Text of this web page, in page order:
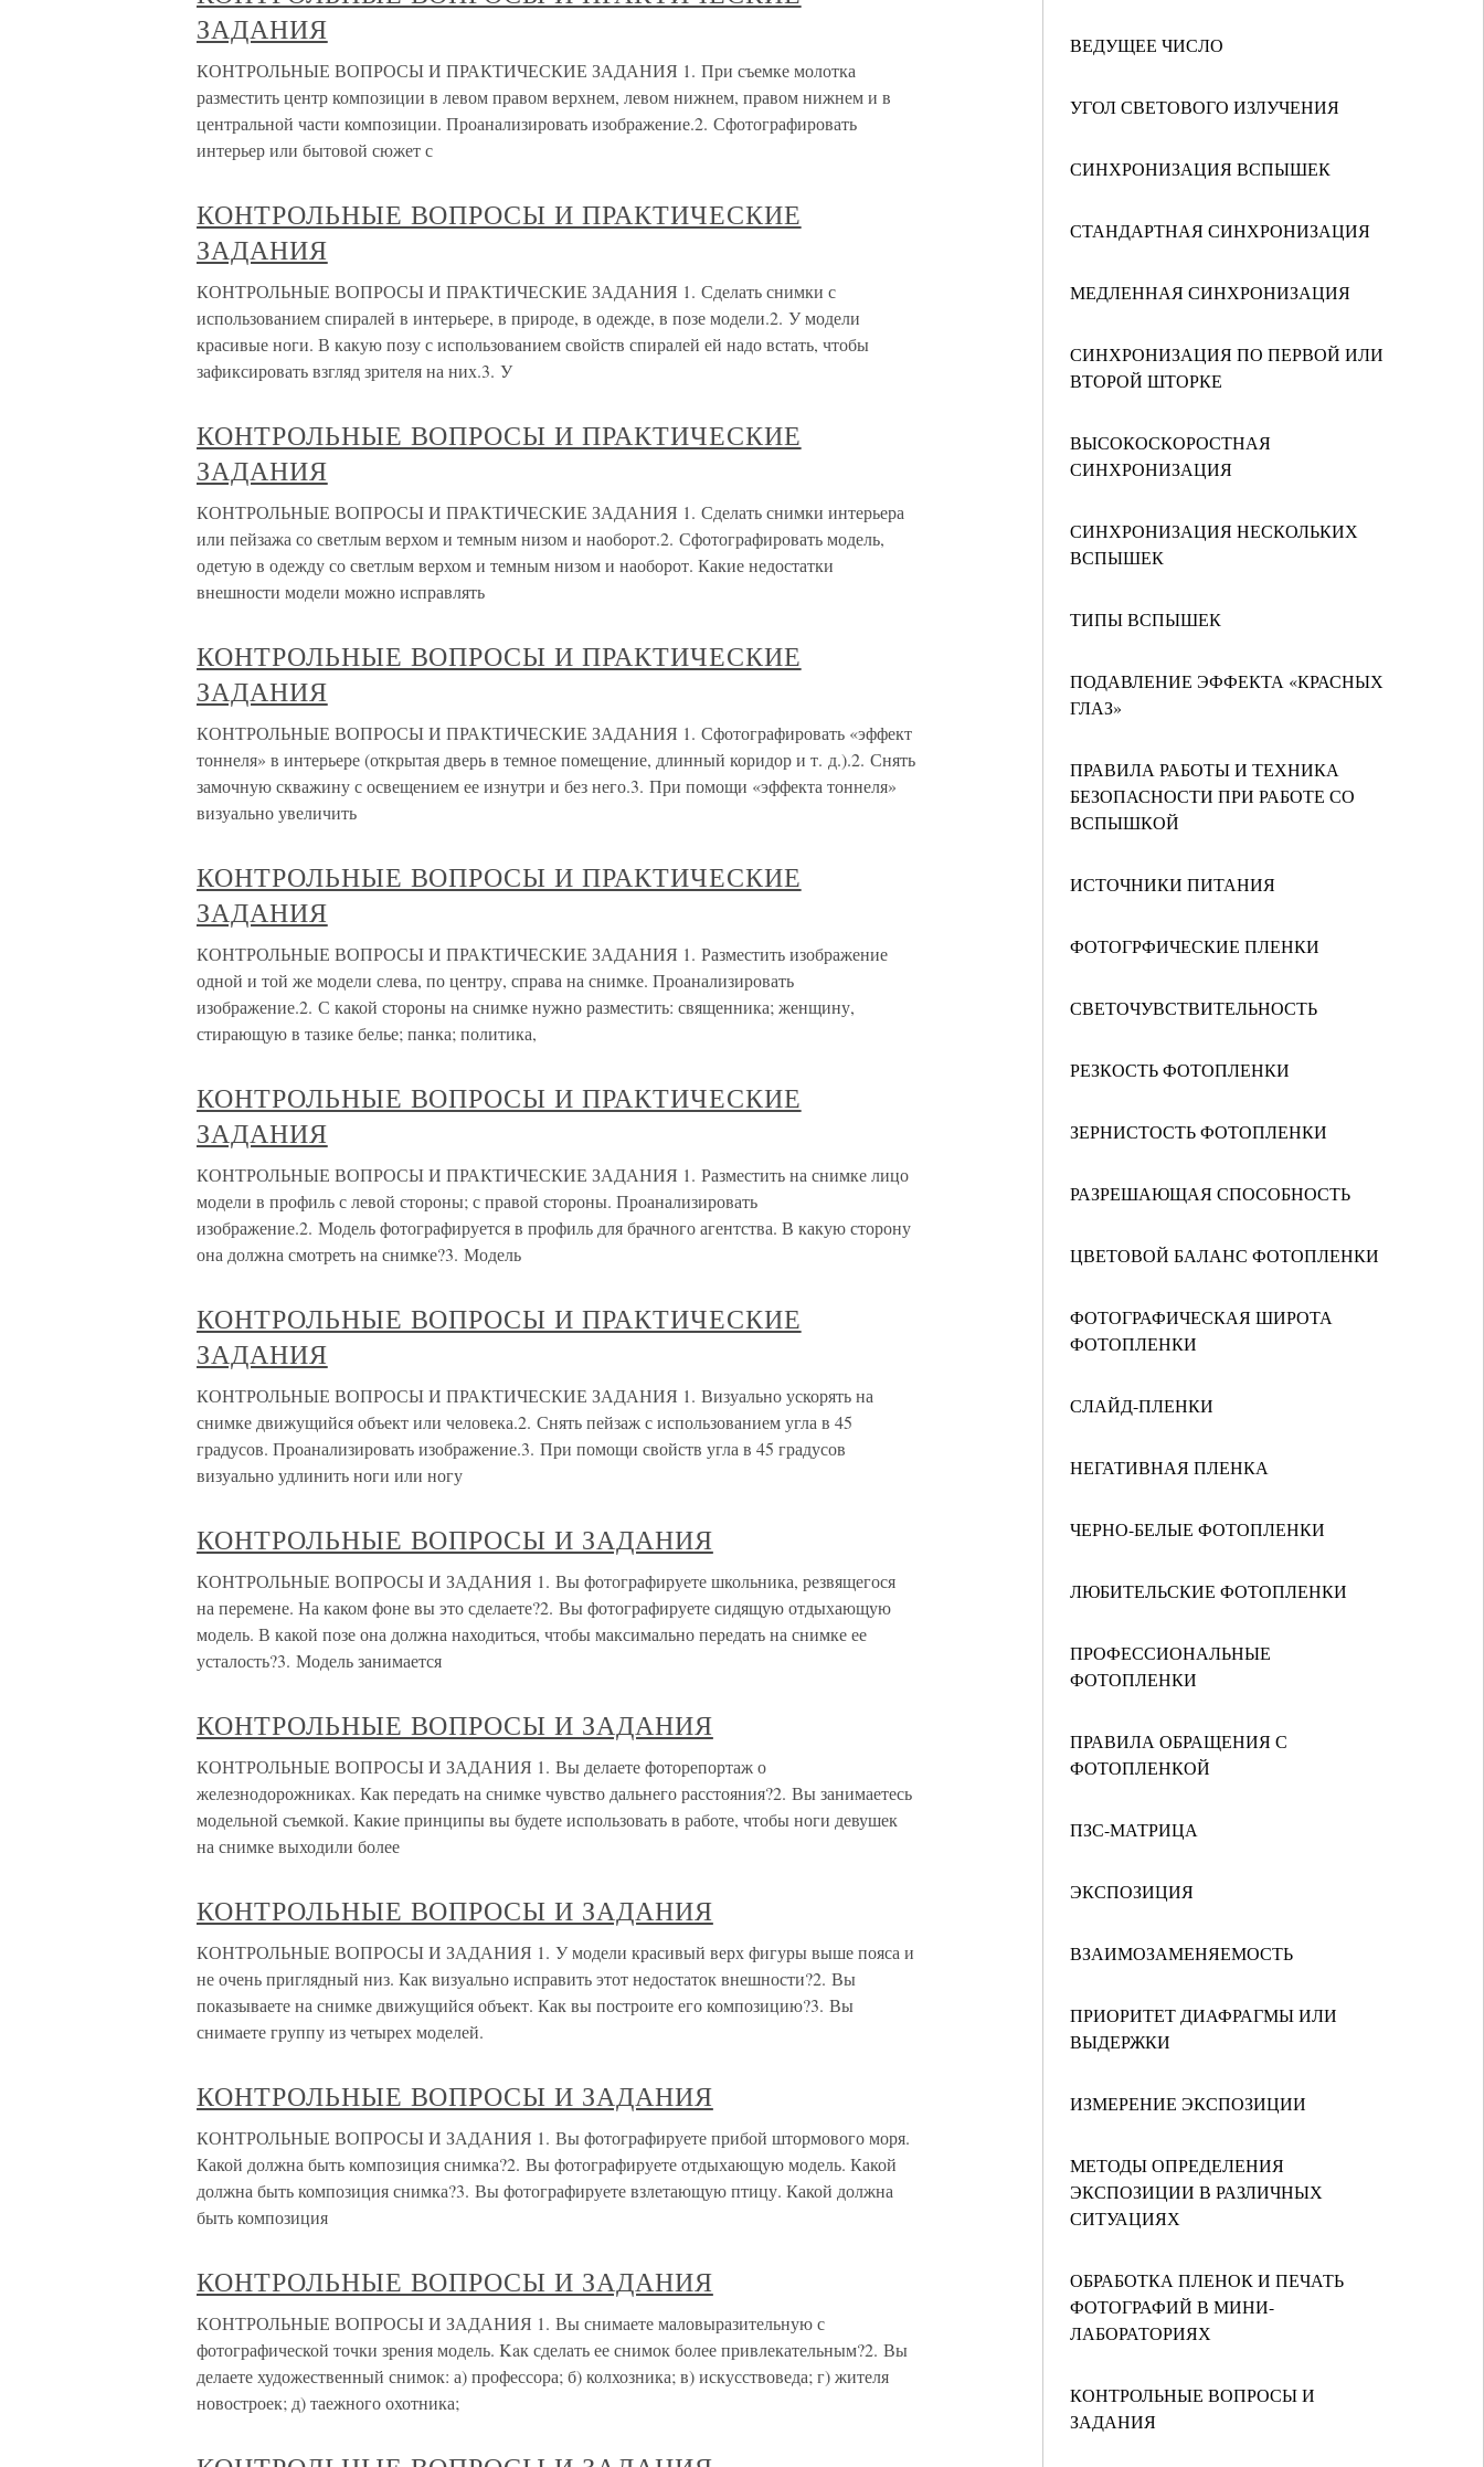
ВЕДУЩЕЕ ЧИСЛО
УГОЛ СВЕТОВОГО ИЗЛУЧЕНИЯ
СИНХРОНИЗАЦИЯ ВСПЫШЕК
СТАНДАРТНАЯ СИНХРОНИЗАЦИЯ
МЕДЛЕННАЯ СИНХРОНИЗАЦИЯ
СИНХРОНИЗАЦИЯ ПО ПЕРВОЙ ИЛИ
ВТОРОЙ ШТОРКЕ
ВЫСОКОСКОРОСТНАЯ
СИНХРОНИЗАЦИЯ
СИНХРОНИЗАЦИЯ НЕСКОЛЬКИХ
ВСПЫШЕК
ТИПЫ ВСПЫШЕК
ПОДАВЛЕНИЕ ЭФФЕКТА «КРАСНЫХ
ГЛАЗ»
ПРАВИЛА РАБОТЫ И ТЕХНИКА
БЕЗОПАСНОСТИ ПРИ РАБОТЕ СО
ВСПЫШКОЙ
ИСТОЧНИКИ ПИТАНИЯ
ФОТОГРФИЧЕСКИЕ ПЛЕНКИ
СВЕТОЧУВСТВИТЕЛЬНОСТЬ
РЕЗКОСТЬ ФОТОПЛЕНКИ
ЗЕРНИСТОСТЬ ФОТОПЛЕНКИ
РАЗРЕШАЮЩАЯ СПОСОБНОСТЬ
ЦВЕТОВОЙ БАЛАНС ФОТОПЛЕНКИ
ФОТОГРАФИЧЕСКАЯ ШИРОТА
ФОТОПЛЕНКИ
СЛАЙД-ПЛЕНКИ
НЕГАТИВНАЯ ПЛЕНКА
ЧЕРНО-БЕЛЫЕ ФОТОПЛЕНКИ
ЛЮБИТЕЛЬСКИЕ ФОТОПЛЕНКИ
ПРОФЕССИОНАЛЬНЫЕ
ФОТОПЛЕНКИ
ПРАВИЛА ОБРАЩЕНИЯ С
ФОТОПЛЕНКОЙ
ПЗС-МАТРИЦА
ЭКСПОЗИЦИЯ
ВЗАИМОЗАМЕНЯЕМОСТЬ
ПРИОРИТЕТ ДИАФРАГМЫ ИЛИ
ВЫДЕРЖКИ
ИЗМЕРЕНИЕ ЭКСПОЗИЦИИ
МЕТОДЫ ОПРЕДЕЛЕНИЯ
ЭКСПОЗИЦИИ В РАЗЛИЧНЫХ
СИТУАЦИЯХ
ОБРАБОТКА ПЛЕНОК И ПЕЧАТЬ
ФОТОГРАФИЙ В МИНИ-
ЛАБОРАТОРИЯХ
КОНТРОЛЬНЫЕ ВОПРОСЫ И
ЗАДАНИЯ
ЗАДАНИЯ
КОНТРОЛЬНЫЕ ВОПРОСЫ И ПРАКТИЧЕСКИЕ ЗАДАНИЯ 1. При съемке молотка
разместить центр композиции в левом правом верхнем, левом нижнем, правом нижнем и в
центральной части композиции. Проанализировать изображение.2. Сфотографировать
интерьер или бытовой сюжет с
КОНТРОЛЬНЫЕ ВОПРОСЫ И ПРАКТИЧЕСКИЕ
ЗАДАНИЯ
КОНТРОЛЬНЫЕ ВОПРОСЫ И ПРАКТИЧЕСКИЕ ЗАДАНИЯ 1. Сделать снимки с
использованием спиралей в интерьере, в природе, в одежде, в позе модели.2. У модели
красивые ноги. В какую позу с использованием свойств спиралей ей надо встать, чтобы
зафиксировать взгляд зрителя на них.3. У
КОНТРОЛЬНЫЕ ВОПРОСЫ И ПРАКТИЧЕСКИЕ
ЗАДАНИЯ
КОНТРОЛЬНЫЕ ВОПРОСЫ И ПРАКТИЧЕСКИЕ ЗАДАНИЯ 1. Сделать снимки интерьера
или пейзажа со светлым верхом и темным низом и наоборот.2. Сфотографировать модель,
одетую в одежду со светлым верхом и темным низом и наоборот. Какие недостатки
внешности модели можно исправлять
КОНТРОЛЬНЫЕ ВОПРОСЫ И ПРАКТИЧЕСКИЕ
ЗАДАНИЯ
КОНТРОЛЬНЫЕ ВОПРОСЫ И ПРАКТИЧЕСКИЕ ЗАДАНИЯ 1. Сфотографировать «эффект
тоннеля» в интерьере (открытая дверь в темное помещение, длинный коридор и т. д.).2. Снять
замочную скважину с освещением ее изнутри и без него.3. При помощи «эффекта тоннеля»
визуально увеличить
КОНТРОЛЬНЫЕ ВОПРОСЫ И ПРАКТИЧЕСКИЕ
ЗАДАНИЯ
КОНТРОЛЬНЫЕ ВОПРОСЫ И ПРАКТИЧЕСКИЕ ЗАДАНИЯ 1. Разместить изображение
одной и той же модели слева, по центру, справа на снимке. Проанализировать
изображение.2. С какой стороны на снимке нужно разместить: священника; женщину,
стирающую в тазике белье; панка; политика,
КОНТРОЛЬНЫЕ ВОПРОСЫ И ПРАКТИЧЕСКИЕ
ЗАДАНИЯ
КОНТРОЛЬНЫЕ ВОПРОСЫ И ПРАКТИЧЕСКИЕ ЗАДАНИЯ 1. Разместить на снимке лицо
модели в профиль с левой стороны; с правой стороны. Проанализировать
изображение.2. Модель фотографируется в профиль для брачного агентства. В какую сторону
она должна смотреть на снимке?3. Модель
КОНТРОЛЬНЫЕ ВОПРОСЫ И ПРАКТИЧЕСКИЕ
ЗАДАНИЯ
КОНТРОЛЬНЫЕ ВОПРОСЫ И ПРАКТИЧЕСКИЕ ЗАДАНИЯ 1. Визуально ускорять на
снимке движущийся объект или человека.2. Снять пейзаж с использованием угла в 45
градусов. Проанализировать изображение.3. При помощи свойств угла в 45 градусов
визуально удлинить ноги или ногу
КОНТРОЛЬНЫЕ ВОПРОСЫ И ЗАДАНИЯ
КОНТРОЛЬНЫЕ ВОПРОСЫ И ЗАДАНИЯ 1. Вы фотографируете школьника, резвящегося
на перемене. На каком фоне вы это сделаете?2. Вы фотографируете сидящую отдыхающую
модель. В какой позе она должна находиться, чтобы максимально передать на снимке ее
усталость?3. Модель занимается
КОНТРОЛЬНЫЕ ВОПРОСЫ И ЗАДАНИЯ
КОНТРОЛЬНЫЕ ВОПРОСЫ И ЗАДАНИЯ 1. Вы делаете фоторепортаж о
железнодорожниках. Как передать на снимке чувство дальнего расстояния?2. Вы занимаетесь
модельной съемкой. Какие принципы вы будете использовать в работе, чтобы ноги девушек
на снимке выходили более
КОНТРОЛЬНЫЕ ВОПРОСЫ И ЗАДАНИЯ
КОНТРОЛЬНЫЕ ВОПРОСЫ И ЗАДАНИЯ 1. У модели красивый верх фигуры выше пояса и
не очень приглядный низ. Как визуально исправить этот недостаток внешности?2. Вы
показываете на снимке движущийся объект. Как вы построите его композицию?3. Вы
снимаете группу из четырех моделей.
КОНТРОЛЬНЫЕ ВОПРОСЫ И ЗАДАНИЯ
КОНТРОЛЬНЫЕ ВОПРОСЫ И ЗАДАНИЯ 1. Вы фотографируете прибой штормового моря.
Какой должна быть композиция снимка?2. Вы фотографируете отдыхающую модель. Какой
должна быть композиция снимка?3. Вы фотографируете взлетающую птицу. Какой должна
быть композиция
КОНТРОЛЬНЫЕ ВОПРОСЫ И ЗАДАНИЯ
КОНТРОЛЬНЫЕ ВОПРОСЫ И ЗАДАНИЯ 1. Вы снимаете маловыразительную с
фотографической точки зрения модель. Kaк сделать ее снимок более привлекательным?2. Вы
делаете художественный снимок: а) профессора; б) колхозника; в) искусствоведа; г) жителя
новостроек; д) таежного охотника;